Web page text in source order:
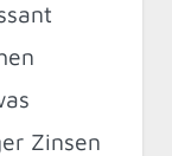
Zinsen